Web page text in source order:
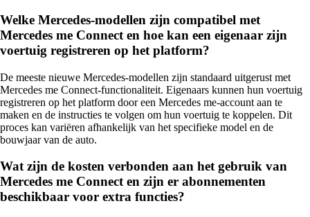
Welke Mercedes-modellen zijn compatibel met
Mercedes me Connect en hoe kan een eigenaar zijn
voertuig registreren op het platform?
De meeste nieuwe Mercedes-modellen zijn standaard uitgerust met
Mercedes me Connect-functionaliteit. Eigenaars kunnen hun voertuig
registreren op het platform door een Mercedes me-account aan te
maken en de instructies te volgen om hun voertuig te koppelen. Dit
proces kan variëren afhankelijk van het specifieke model en de
bouwjaar van de auto.
Wat zijn de kosten verbonden aan het gebruik van
Mercedes me Connect en zijn er abonnementen
beschikbaar voor extra functies?